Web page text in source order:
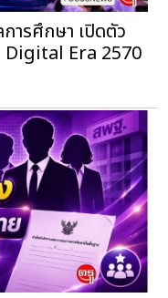
ารศึกษา เปิดตัว
Digital Era 2570